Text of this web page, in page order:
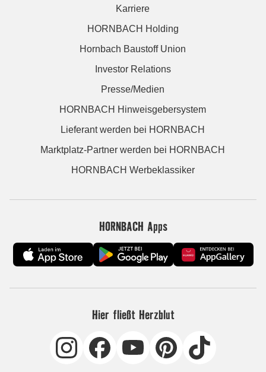
Karriere
HORNBACH Holding
Hornbach Baustoff Union
Investor Relations
Presse/Medien
HORNBACH Hinweisgebersystem
Lieferant werden bei HORNBACH
Marktplatz-Partner werden bei HORNBACH
HORNBACH Werbeklassiker
HORNBACH Apps
Hier fließt Herzblut